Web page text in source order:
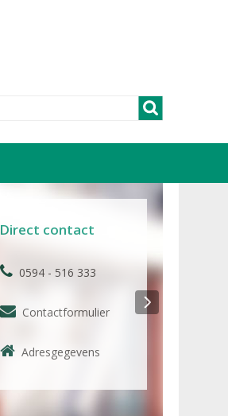
Direct contact
0594 - 516 333
Contactformulier
Adresgegevens